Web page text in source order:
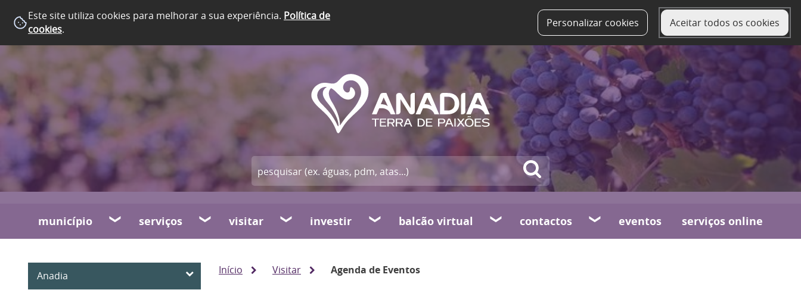
Este site utiliza cookies para melhorar a sua experiência. Política de
cookies. Personalizar cookies Aceitar todos os cookies
município serviços visitar investir balcão virtual contactos eventos serviços online
Anadia Início Visitar Agenda de Eventos